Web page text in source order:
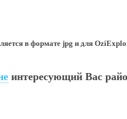
в формате jpg и для
интересующий Вас